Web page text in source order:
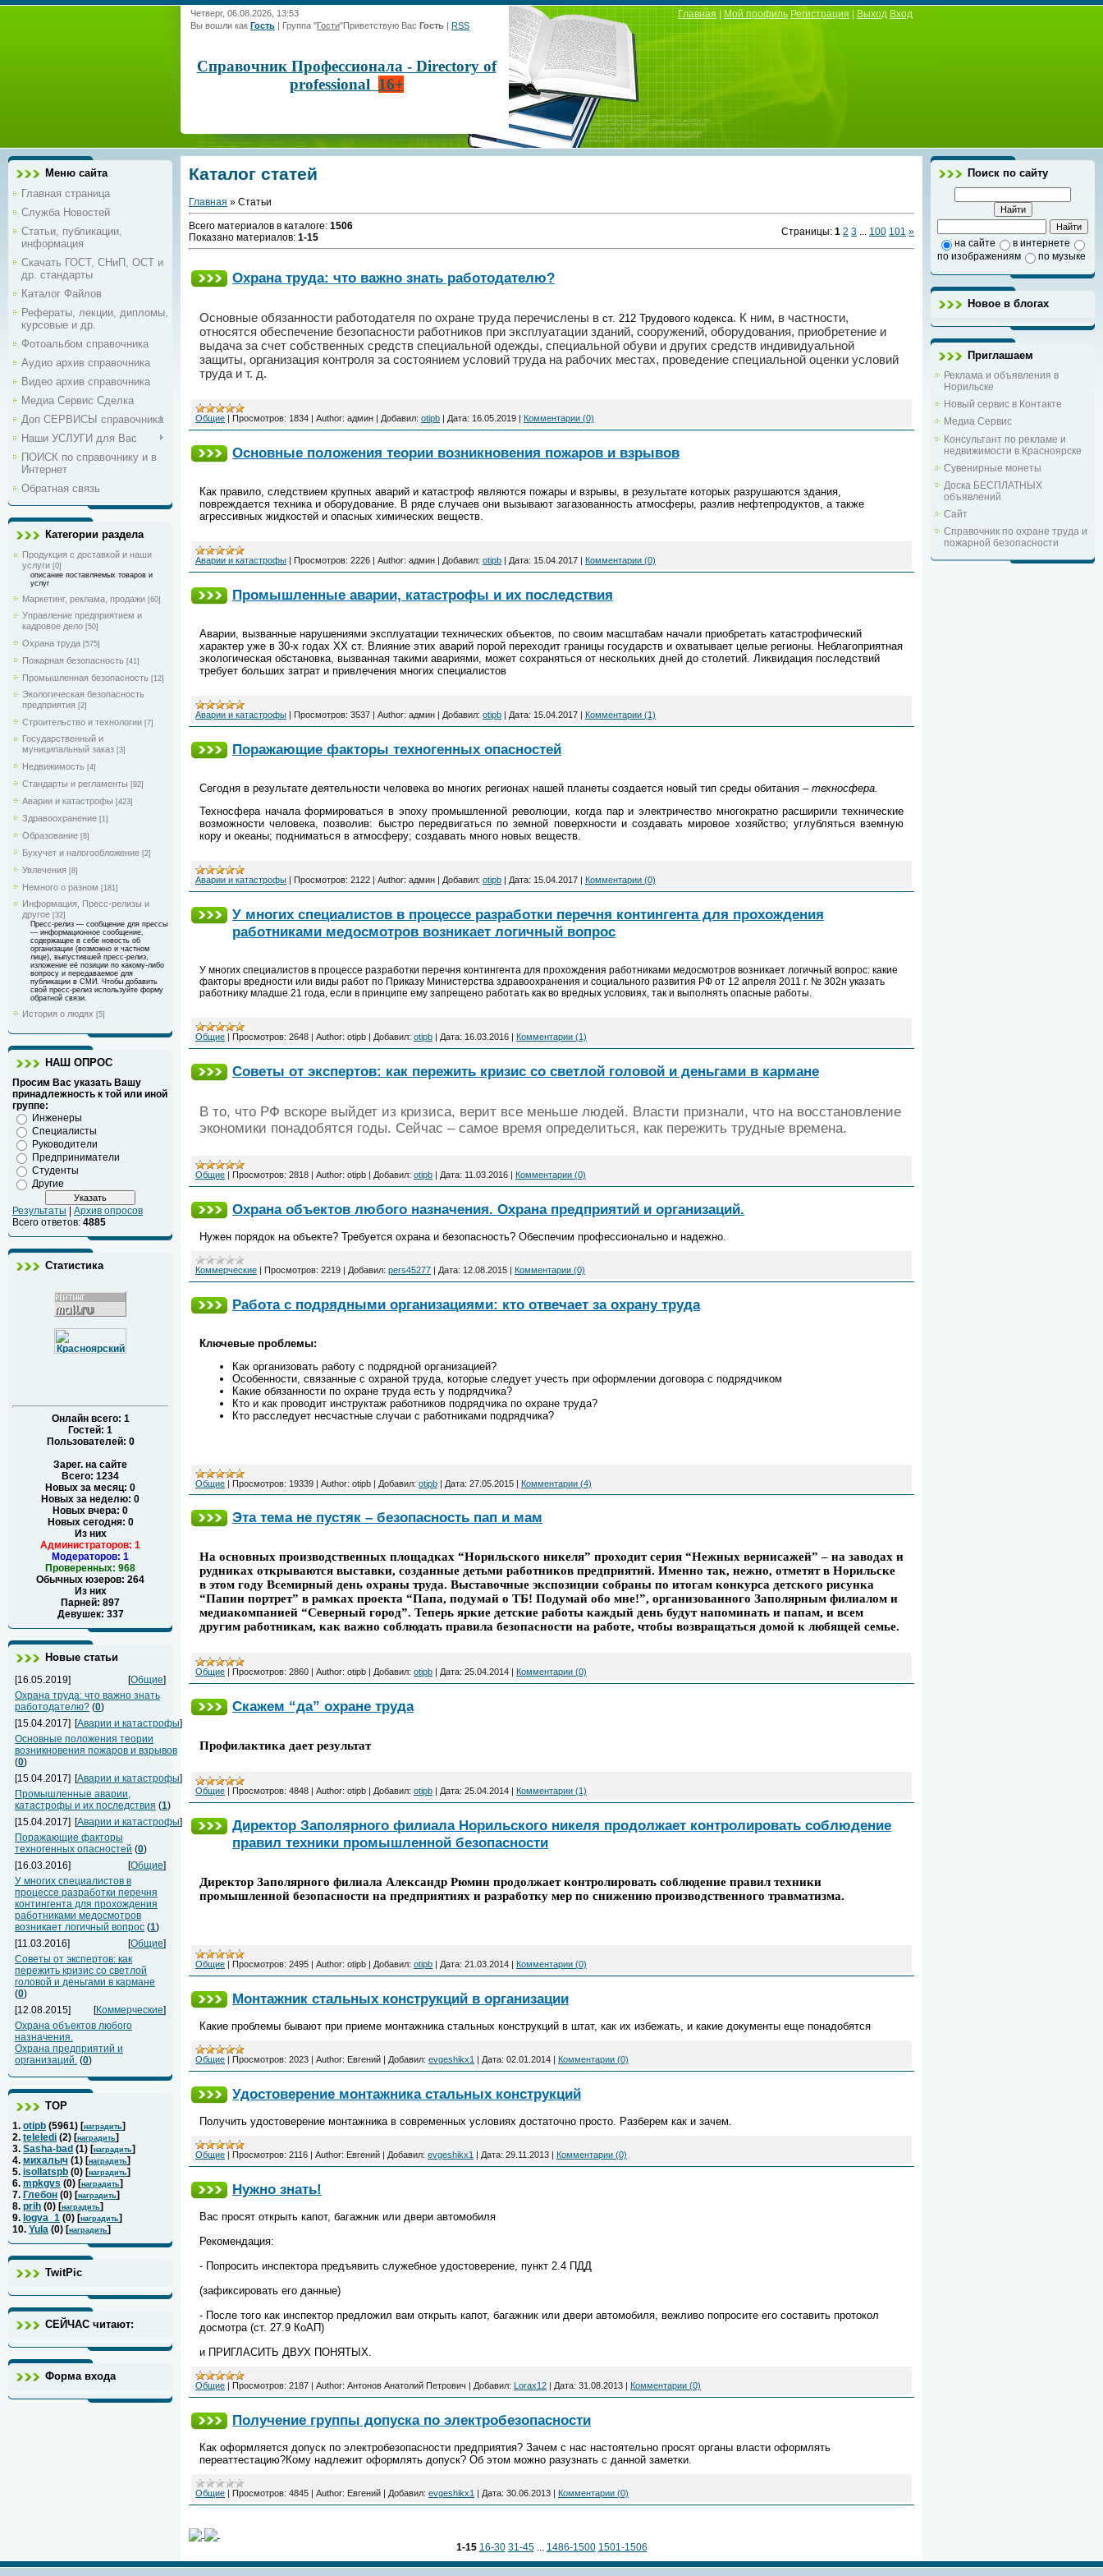
Четверг, 06.08.2026, 13:53
Вы вошли как Гость | Группа "Гости"Приветствую Вас Гость | RSS
Справочник Профессионала - Directory of
professional 16+
Главная|Мой профиль Регистрация Выход Вход
Меню сайта
Главная страница
Служба Новостей
Статьи, публикации,
информация
Скачать ГОСТ, СНиП, ОСТ и
др. стандарты
Каталог Файлов
Рефераты, лекции, дипломы,
курсовые и др.
Фотоальбом справочника
Аудио архив справочника
Видео архив справочника
Медиа Сервис Сделка
Доп СЕРВИСЫ справочника
Наши УСЛУГИ для Вас
ПОИСК по справочнику и в
Интернет
Обратная связь
Категории раздела
Продукция с доставкой и наши
услуги [0]
описание поставляемых товаров и
услуг
Маркетинг, реклама, продажи [60]
Управление предприятием и
кадровое дело [50]
Охрана труда [575]
Пожарная безопасность [41]
Промышленная безопасность [12]
Экологическая безопасность
предприятия [2]
Строительство и технологии [7]
Государственный и
муниципальный заказ [3]
Недвижимость [4]
Стандарты и регламенты [92]
Аварии и катастрофы [423]
Здравоохранение [1]
Образование [8]
Бухучет и налогообложение [2]
Увлечения [8]
Немного о разном [181]
Информация, Пресс-релизы и
другое [32]
Пресс-релиз — сообщение для прессы
— информационное сообщение,
содержащее в себе новость об
организации (возможно и частном
лице), выпустившей пресс-релиз,
изложение её позиции по какому-либо
вопросу и передаваемое для
публикации в СМИ. Чтобы добавить
свой пресс-релиз используйте форму
обратной связи.
История о людях [5]
НАШ ОПРОС
Просим Вас указать Вашу
принадлежность к той или иной
группе:
Инженеры
Специалисты
Руководители
Предприниматели
Студенты
Другие
Результаты
Архив опросов
Всего ответов: 4885
Статистика
Онлайн всего: 1
Гостей: 1
Пользователей: 0
Зарег. на сайте
Всего: 1234
Новых за месяц: 0
Новых за неделю: 0
Новых вчера: 0
Новых сегодня: 0
Из них
Администраторов: 1
Модераторов: 1
Проверенных: 968
Обычных юзеров: 264
Из них
Парней: 897
Девушек: 337
Новые статьи
[16.05.2019] [Общие]
Охрана труда: что важно знать
работодателю? (0)
[15.04.2017] [Аварии и катастрофы]
Основные положения теории
возникновения пожаров и взрывов
(0)
[15.04.2017] [Аварии и катастрофы]
Промышленные аварии,
катастрофы и их последствия (1)
[15.04.2017] [Аварии и катастрофы]
Поражающие факторы
техногенных опасностей (0)
[16.03.2016]
[Общие]
У многих специалистов в
процессе разработки перечня
контингента для прохождения
работниками медосмотров
возникает логичный вопрос (1)
[11.03.2016]
[Общие]
Советы от экспертов: как
пережить кризис со светлой
головой и деньгами в кармане
(0)
[12.08.2015]
[Коммерческие]
Охрана объектов любого
назначения.
Охрана предприятий и
организаций. (0)
ТОР
1. otipb (5961) [наградить]
2. teleledi (2) [наградить]
3. Sasha-bad (1) [наградить]
4. михалыч (1) [наградить]
5. isollatspb (0) [наградить]
6. mpkgvs (0) [наградить]
7. Глебон (0) [наградить]
8. prih (0) [наградить]
9. logva_1 (0) [наградить]
10. Yula (0) [наградить]
TwitPic
СЕЙЧАС читают:
Форма входа
Каталог статей
Главная » Статьи
Всего материалов в каталоге: 1506
Показано материалов: 1-15 Страницы: 1 2 3 ... 100 101 »
Охрана труда: что важно знать работодателю?
Основные обязанности работодателя по охране труда перечислены в ст. 212 Трудового кодекса. К ним, в частности,
относятся обеспечение безопасности работников при эксплуатации зданий, сооружений, оборудования, приобретение и
выдача за счет собственных средств специальной одежды, специальной обуви и других средств индивидуальной
защиты, организация контроля за состоянием условий труда на рабочих местах, проведение специальной оценки условий
труда и т. д.
Общие | Просмотров: 1834 | Author: админ | Добавил: otipb | Дата: 16.05.2019 | Комментарии (0)
Основные положения теории возникновения пожаров и взрывов
Как правило, следствием крупных аварий и катастроф являются пожары и взрывы, в результате которых разрушаются здания,
повреждается техника и оборудование. В ряде случаев они вызывают загазованность атмосферы, разлив нефтепродуктов, а также
агрессивных жидкостей и опасных химических веществ.
Аварии и катастрофы | Просмотров: 2226 | Author: админ | Добавил: otipb | Дата: 15.04.2017 | Комментарии (0)
Промышленные аварии, катастрофы и их последствия
Аварии, вызванные нарушениями эксплуатации технических объектов, по своим масштабам начали приобретать катастрофический
характер уже в 30-х годах XX ст. Влияние этих аварий порой переходит границы государств и охватывает целые регионы. Неблагоприятная
экологическая обстановка, вызванная такими авариями, может сохраняться от нескольких дней до столетий. Ликвидация последствий
требует больших затрат и привлечения многих специалистов
Аварии и катастрофы | Просмотров: 3537 | Author: админ | Добавил: otipb | Дата: 15.04.2017 | Комментарии (1)
Поражающие факторы техногенных опасностей
Сегодня в результате деятельности человека во многих регионах нашей планеты создается новый тип среды обитания – техносфера.
Техносфера начала формироваться в эпоху промышленной революции, когда пар и электричество многократно расширили технические
возможности человека, позволив: быстро передвигаться по земной поверхности и создавать мировое хозяйство; углубляться вземную
кору и океаны; подниматься в атмосферу; создавать много новых веществ.
Аварии и катастрофы Просмотров: 2122 Author: админ Добавил: otipb Дата: 15.04.2017 Комментарии (0)
У многих специалистов в процессе разработки перечня контингента для прохождения
работниками медосмотров возникает логичный вопрос
У многих специалистов в процессе разработки перечня контингента для прохождения работниками медосмотров возникает логичный вопрос: какие
факторы вредности или виды работ по Приказу Министерства здравоохранения и социального развития РФ от 12 апреля 2011 г. № 302н указать
работнику младше 21 года, если в принципе ему запрещено работать как во вредных условиях, так и выполнять опасные работы.
Общие | Просмотров: 2648 | Author: otipb | Добавил: otipb | Дата: 16.03.2016 | Комментарии (1)
Советы от экспертов: как пережить кризис со светлой головой и деньгами в кармане
В то, что РФ вскоре выйдет из кризиса, верит все меньше людей. Власти признали, что на восстановление
экономики понадобятся годы. Сейчас – самое время определиться, как пережить трудные времена.
Общие | Просмотров: 2818 | Author: otipb | Добавил: otipb | Дата: 11.03.2016 | Комментарии (0)
Охрана объектов любого назначения. Охрана предприятий и организаций.
Нужен порядок на объекте? Требуется охрана и безопасность? Обеспечим профессионально и надежно.
Коммерческие Просмотров: 2219 Добавил: pers45277 Дата: 12.08.2015 Комментарии (0)
Работа с подрядными организациями: кто отвечает за охрану труда
Ключевые проблемы:
Как организовать работу с подрядной организацией?
Особенности, связанные с охраной труда, которые следует учесть при оформлении договора с подрядчиком
Какие обязанности по охране труда есть у подрядчика?
Кто и как проводит инструктаж работников подрядчика по охране труда?
Кто расследует несчастные случаи с работниками подрядчика?
Общие | Просмотров: 19339 | Author: otipb | Добавил: otipb | Дата: 27.05.2015 | Комментарии (4)
Эта тема не пустяк – безопасность пап и мам
На основных производственных площадках “Норильского никеля” проходит серия “Нежных вернисажей” – на заводах и
рудниках открываются выставки, созданные детьми работников предприятий. Именно так, нежно, отметят в Норильске
в этом году Всемирный день охраны труда. Выставочные экспозиции собраны по итогам конкурса детского рисунка
“Папин портрет” в рамках проекта “Папа, подумай о ТБ! Подумай обо мне!”, организованного Заполярным филиалом и
медиакомпанией “Северный город”. Теперь яркие детские работы каждый день будут напоминать и папам, и всем
другим работникам, как важно соблюдать правила безопасности на работе, чтобы возвращаться домой к любящей семье.
Общие | Просмотров: 2860 | Author: otipb | Добавил: otipb | Дата: 25.04.2014 | Комментарии (0)
Скажем “да” охране труда
Профилактика дает результат
Общие | Просмотров: 4848 | Author: otipb | Добавил: otipb | Дата: 25.04.2014 | Комментарии (1)
Директор Заполярного филиала Норильского никеля продолжает контролировать соблюдение
правил техники промышленной безопасности
Директор Заполярного филиала Александр Рюмин продолжает контролировать соблюдение правил техники
промышленной безопасности на предприятиях и разработку мер по снижению производственного травматизма.
Общие Просмотров: 2495 Author: otipb Добавил: otipb Дата: 21.03.2014 Комментарии (0)
Монтажник стальных конструкций в организации
Какие проблемы бывают при приеме монтажника стальных конструкций в штат, как их избежать, и какие документы еще понадобятся
Общие Просмотров: 2023 Author: Евгений Добавил: evgeshikx1 Дата: 02.01.2014 Комментарии (0)
Удостоверение монтажника стальных конструкций
Получить удостоверение монтажника в современных условиях достаточно просто. Разберем как и зачем.
Общие Просмотров: 2116 Author: Евгений Добавил: evgeshikx1 Дата: 29.11.2013 Комментарии (0)
Нужно знать!
Вас просят открыть капот, багажник или двери автомобиля
Рекомендация:
- Попросить инспектора предъявить служебное удостоверение, пункт 2.4 ПДД
(зафиксировать его данные)
- После того как инспектор предложил вам открыть капот, багажник или двери автомобиля, вежливо попросите его составить протокол
досмотра (ст. 27.9 КоАП)
и ПРИГЛАСИТЬ ДВУХ ПОНЯТЫХ.
Общие Просмотров: 2187 Author: Антонов Анатолий Петрович Добавил: Lorax12 Дата: 31.08.2013 Комментарии (0)
Получение группы допуска по электробезопасности
Как оформляется допуск по электробезопасности предприятия? Зачем с нас настоятельно просят органы власти оформлять
переаттестацию?Кому надлежит оформлять допуск? Об этом можно разузнать с данной заметки.
Общие Просмотров: 4845 Author: Евгений Добавил: evgeshikx1 Дата: 30.06.2013 Комментарии (0)
1-15 16-30 31-45 ... 1486-1500 1501-1506
Поиск по сайту
на сайте
в интернете
по изображениям
по музыке
Новое в блогах
Приглашаем
Реклама и объявления в
Норильске
Новый сервис в Контакте
Медиа Сервис
Консультант по рекламе и
недвижимости в Красноярске
Сувенирные монеты
Доска БЕСПЛАТНЫХ
объявлений
Сайт
Справочник по охране труда и
пожарной безопасности